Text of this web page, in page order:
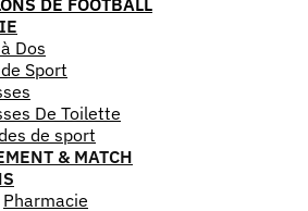
DE FOOTBALL
Dos
Sport
De Toilette
de sport
& MATCH
Pharmacie